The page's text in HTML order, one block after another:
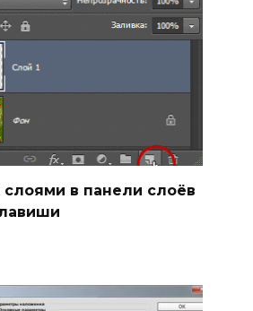
в панели слоёв